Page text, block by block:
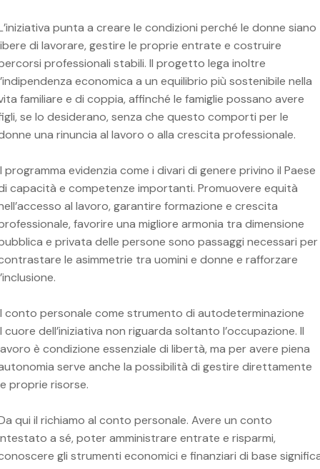
punta a creare le condizioni perché le donne siano
di lavorare, gestire le proprie entrate e costruire
professionali stabili. Il progetto lega inoltre
economica a un equilibrio più sostenibile nella
familiare e di coppia, affinché le famiglie possano avere
se lo desiderano, senza che questo comporti per le
una rinuncia al lavoro o alla crescita professionale.
programma evidenzia come i divari di genere privino il Paese
capacità e competenze importanti. Promuovere equità
al lavoro, garantire formazione e crescita
favorire una migliore armonia tra dimensione
e privata delle persone sono passaggi necessari per
le asimmetrie tra uomini e donne e rafforzare
conto personale come strumento di autodeterminazione
cuore dell’iniziativa non riguarda soltanto l’occupazione. Il
è condizione essenziale di libertà, ma per avere piena
serve anche la possibilità di gestire direttamente
proprie risorse.
qui il richiamo al conto personale. Avere un conto
a sé, poter amministrare entrate e risparmi,
gli strumenti economici e finanziari di base